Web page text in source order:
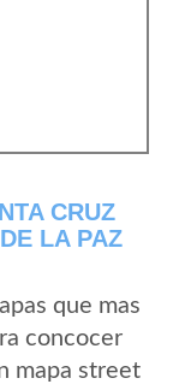
CRUZ
LA PAZ
que mas
concocer
mapa street